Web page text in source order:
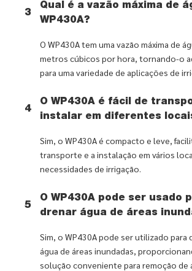
3
Qual é a vazão máxima de
WP430A?
O WP430A tem uma vazão máxima de
metros cúbicos por hora, tornando-o
para uma variedade de aplicações de
4
O WP430A é fácil de
instalar em diferentes
Sim, o WP430A é compacto e leve,
transporte e a instalação em vários
necessidades de irrigação.
5
O WP430A pode ser usado
drenar água de áreas
Sim, o WP430A pode ser utilizado para
água de áreas inundadas,
solução conveniente para remoção de